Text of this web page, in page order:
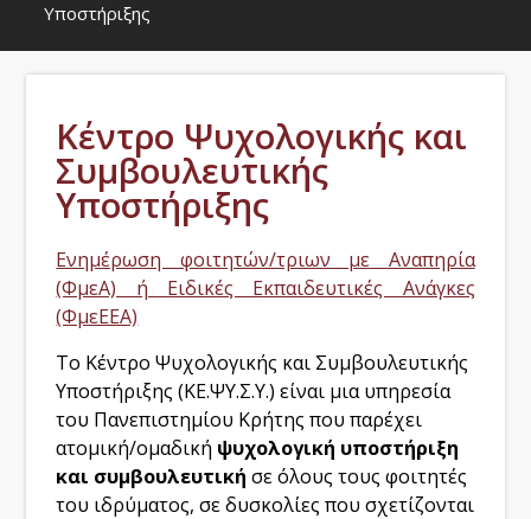
Υποστήριξης
Κέντρο Ψυχολογικής και
Συμβουλευτικής
Υποστήριξης
Ενημέρωση φοιτητών/τριων με Αναπηρία
(ΦμεΑ) ή Ειδικές Εκπαιδευτικές Ανάγκες
(ΦμεΕΕΑ)
Το Κέντρο Ψυχολογικής και Συμβουλευτικής
Υποστήριξης (ΚΕ.ΨΥ.Σ.Υ.) είναι μια υπηρεσία
του Πανεπιστημίου Κρήτης που παρέχει
ατομική/ομαδική ψυχολογική υποστήριξη
και συμβουλευτική σε όλους τους φοιτητές
του ιδρύματος, σε δυσκολίες που σχετίζονται